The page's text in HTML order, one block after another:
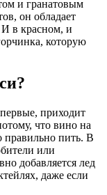
и гранатовым
он обладает
в красном, и
которую
приходит
что вино на
правильно пить. В
или
добавляется лед
даже если